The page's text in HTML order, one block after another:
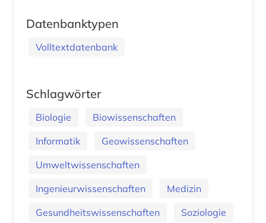
Datenbanktypen
Volltextdatenbank
Schlagwörter
Biologie
Biowissenschaften
Informatik
Geowissenschaften
Umweltwissenschaften
Ingenieurwissenschaften
Medizin
Gesundheitswissenschaften
Soziologie